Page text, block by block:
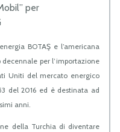
per
BOTAŞ e l’americana
per l’importazione
Uniti del mercato energico
del 2016 ed è destinata ad
anni.
della Turchia di diventare